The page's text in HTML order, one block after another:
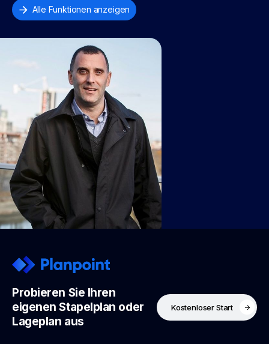
Alle Funktionen anzeigen
Probieren Sie Ihren
eigenen Stapelplan oder
Lageplan aus
Kostenloser Start